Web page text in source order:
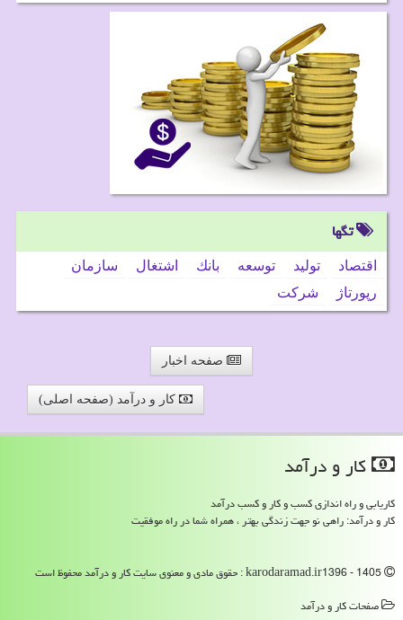
تگها
اقتصاد تولید توسعه بانك اشتغال
سازمان
رپورتاژ
شركت
صفحه اخبار
کار و درآمد (صفحه اصلی)
كار و درآمد
کاریابی و راه اندازی کسب و کار و کسب درآمد
کار و درآمد: راهی نو جهت زندگی بهتر ، همراه شما در راه موفقیت
صفحات كار و درآمد